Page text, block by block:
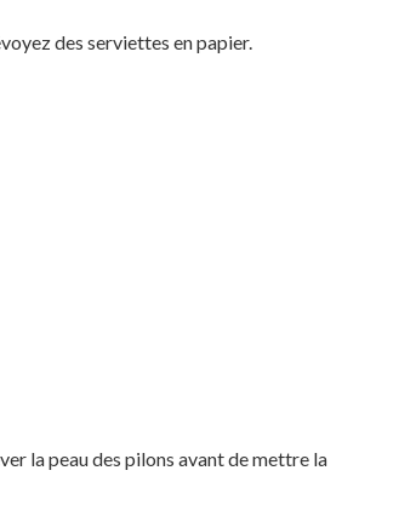
des serviettes en papier.
la peau des pilons avant de mettre la